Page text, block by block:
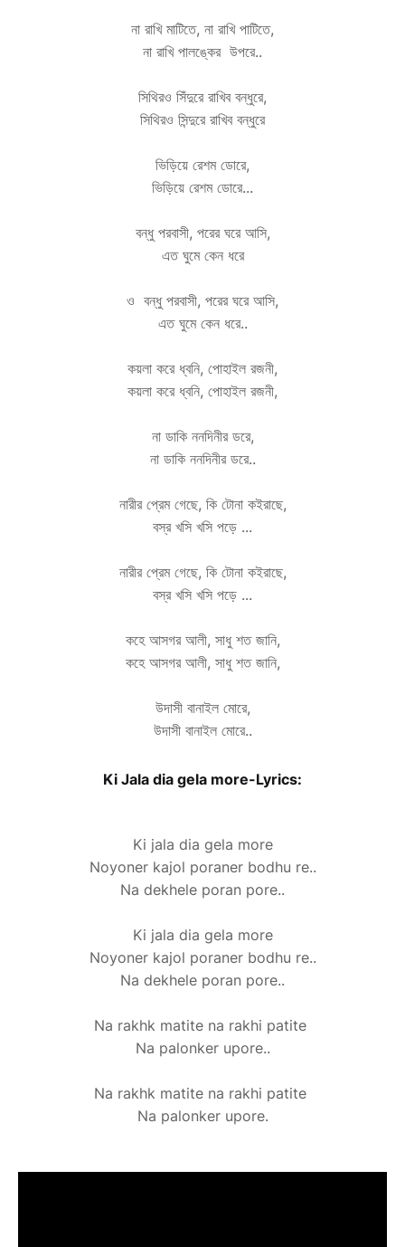
না রাখি মাটিতে, না রাখি পাটিতে,
না রাখি পালঙ্কের উপরে..
সিথিরও সিঁদুরে রাখিব বন্ধুরে,
সিথিরও সিন্দুরে রাখিব বন্ধুরে
ভিড়িয়ে রেশম ডোরে,
ভিড়িয়ে রেশম ডোরে...
বন্ধু পরবাসী, পরের ঘরে আসি,
এত ঘুমে কেন ধরে
ও বন্ধু পরবাসী, পরের ঘরে আসি,
এত ঘুমে কেন ধরে..
কয়লা করে ধ্বনি, পোহাইল রজনী,
কয়লা করে ধ্বনি, পোহাইল রজনী,
না ডাকি ননদিনীর ডরে,
না ডাকি ননদিনীর ডরে..
নারীর প্রেম গেছে, কি টোনা কইরাছে,
বস্র খসি খসি পড়ে ...
নারীর প্রেম গেছে, কি টোনা কইরাছে,
বস্র খসি খসি পড়ে ...
কহে আসগর আলী, সাধু শত জানি,
কহে আসগর আলী, সাধু শত জানি,
উদাসী বানাইল মোরে,
উদাসী বানাইল মোরে..
Ki Jala dia gela more-Lyrics:
Ki jala dia gela more
Noyoner kajol poraner bodhu re..
Na dekhele poran pore..
Ki jala dia gela more
Noyoner kajol poraner bodhu re..
Na dekhele poran pore..
Na rakhk matite na rakhi patite
Na palonker upore..
Na rakhk matite na rakhi patite
Na palonker upore.